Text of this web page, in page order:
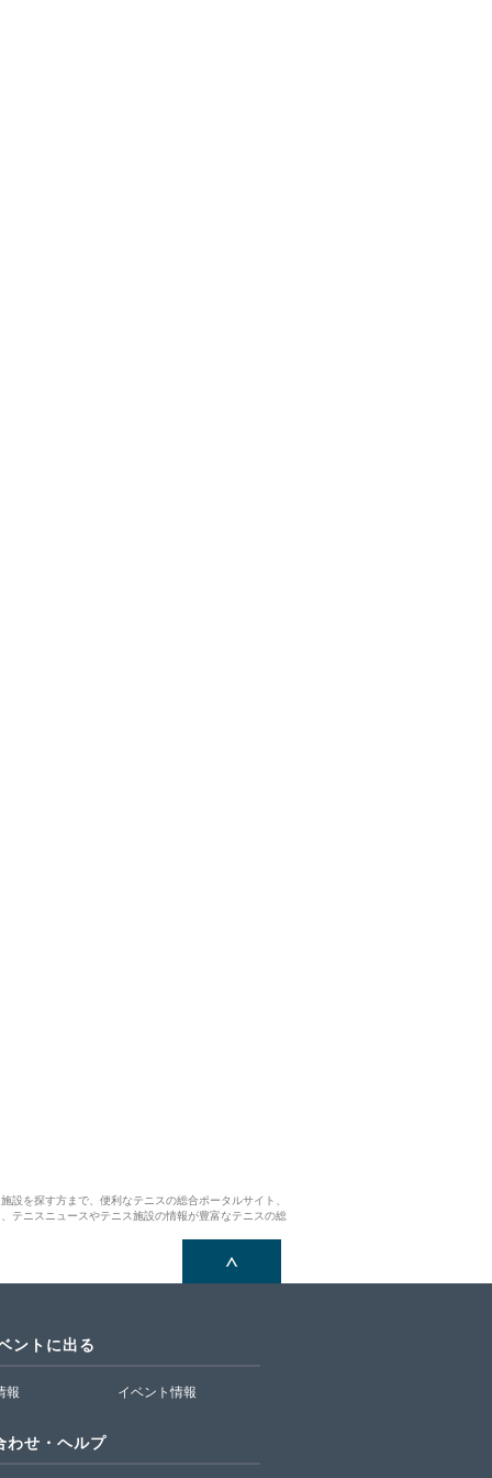
設を探す方まで、便利なテニスの総合ポータルサイト、
テニスニュースやテニス施設の情報が豊富なテニスの総
ントに出る
報 イベント情報
わせ・ヘルプ